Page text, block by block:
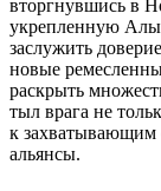
вторгнувшись в
укрепленную
заслужить
новые
раскрыть
тыл врага не
к захватывающим
альянсы.